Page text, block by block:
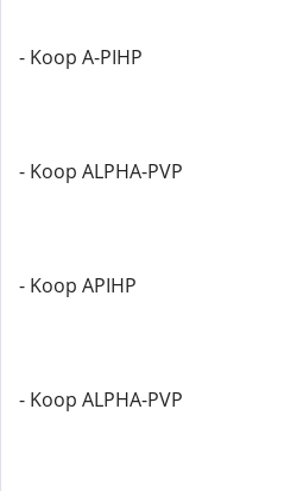
- Koop A-PIHP
- Koop ALPHA-PVP
- Koop APIHP
- Koop ALPHA-PVP